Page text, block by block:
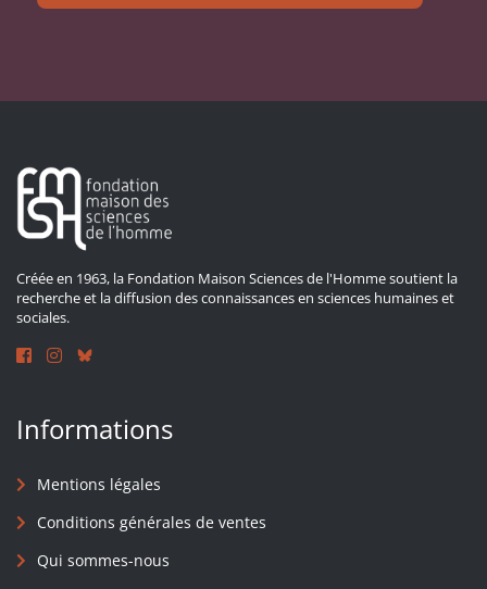
Créée en 1963, la Fondation Maison Sciences de l'Homme soutient la
recherche et la diffusion des connaissances en sciences humaines et
sociales.
Informations
Mentions légales
Conditions générales de ventes
Qui sommes-nous